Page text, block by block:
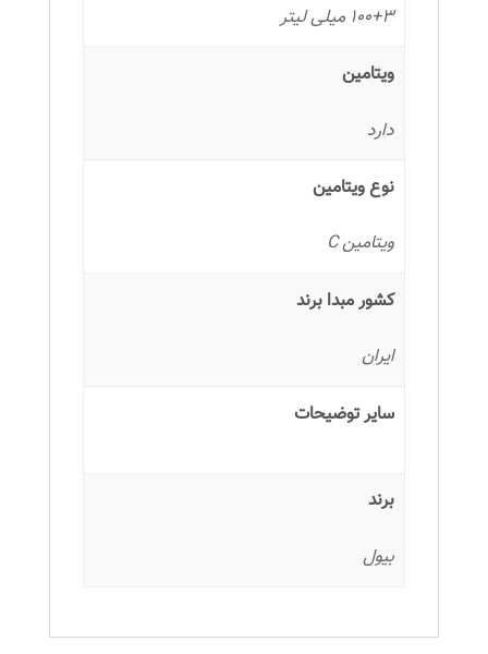
100+3 میلی لیتر
ویتامین
دارد
نوع ویتامین
ویتامین C
کشور مبدا برند
ایران
سایر توضیحات
برند
بیول